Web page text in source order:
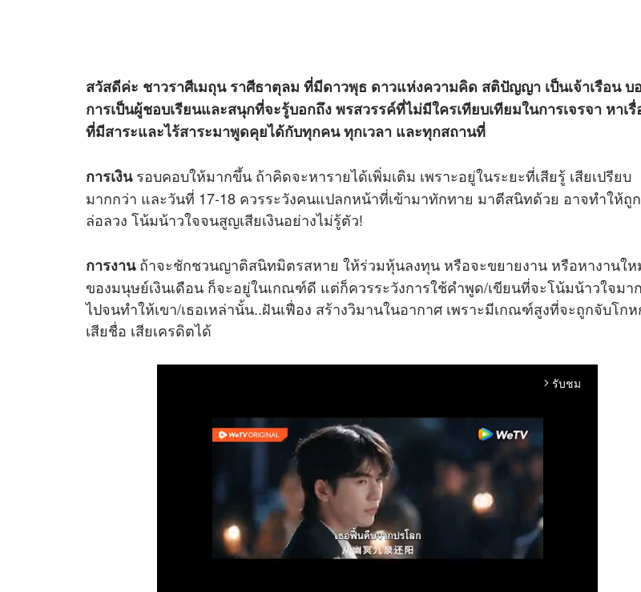
สวัสดีค่ะ ชาวราศีเมถุน ราศีธาตุลม ที่มีดาวพุธ ดาวแห่งความคิด สติปัญญา เป็นเจ้าเรือน บ
การเป็นผู้ชอบเรียนและสนุกที่จะรู้บอกถึง พรสวรรค์ที่ไม่มีใครเทียบเทียมในการเจรจา หาเรื่
ที่มีสาระและไร้สาระมาพูดคุยได้กับทุกคน ทุกเวลา และทุกสถานที่
การเงินรอบคอบให้มากขึ้น ถ้าคิดจะหารายได้เพิ่มเติม เพราะอยู่ในระยะที่เสียรู้ เสียเปรียบ
มากกว่า และวันที่ 17-18 ควรระวังคนแปลกหน้าที่เข้ามาทักทาย มาตีสนิทด้วย อาจทำให้ถูก
ล่อลวง โน้มน้าวใจจนสูญเสียเงินอย่างไม่รู้ตัว!
การงานถ้าจะชักชวนญาติสนิทมิตรสหาย ให้ร่วมหุ้นลงทุน หรือจะขยายงาน หรือหางานให
ของมนุษย์เงินเดือน ก็จะอยู่ในเกณฑ์ดี แต่ก็ควรระวังการใช้คำพูด/เขียนที่จะโน้มน้าวใจมา
ไปจนทำให้เขา/เธอเหล่านั้น..ฝันเฟื่อง สร้างวิมานในอากาศ เพราะมีเกณฑ์สูงที่จะถูกจับโก
เสียชื่อ เสียเครดิตได้
arrow_forward_ios รับชม